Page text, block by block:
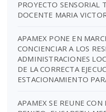
PROYECTO SENSORIAL
DOCENTE MARIA
APAMEX PONE EN
CONCIENCIAR A LOS
ADMINISTRACIONES
DE LA CORRECTA
ESTACIONAMIENTO
APAMEX SE REUNE CON